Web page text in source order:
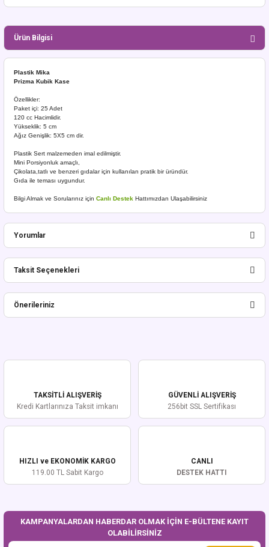
Ürün Bilgisi
Plastik Mika
Prizma Kubik Kase
Özellikler:
Paket içi: 25 Adet
120 cc Hacimlidir.
Yükseklik: 5 cm
Ağız Genişlik: 5X5 cm dir.
Plastik Sert malzemeden imal edilmiştir.
Mini Porsiyonluk amaçlı,
Çikolata,tatlı ve benzeri gıdalar için kullanılan pratik bir üründür.
Gıda ile teması uygundur.
Bilgi Almak ve Sorularınız için Canlı Destek Hattımızdan Ulaşabilirsiniz
Yorumlar
Bu ürüne ilk yorumu siz yapın!
Taksit Seçenekleri
Önerileriniz
Ürün resmi kalitesiz, bozuk veya görüntülenemiyor.
Ürün fiyatı diğer sitelerden daha pahalı.
Bu ürüne benzer farklı alternatifler olmalı.
TAKSİTLİ ALIŞVERİŞ
Kredi Kartlarınıza Taksit imkanı
GÜVENLİ ALIŞVERİŞ
256bit SSL Sertifikası
HIZLI ve EKONOMİK KARGO
119.00 TL Sabit Kargo
CANLI
DESTEK HATTI
KAMPANYALARDAN HABERDAR OLMAK İÇİN E-BÜLTENE KAYIT
OLABİLİRSİNİZ